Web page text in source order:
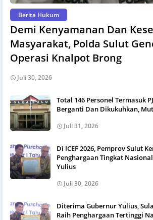
Berita Hukum
Demi Kenyamanan Dan
Masyarakat, Polda Sulut
Operasi Knalpot Brong
Juli 30, 2026
Total 146 Personel Termasuk
Berganti Dan Dikukuhkan,
Juli 31, 2026
Di ICEF 2026, Pemprov Sulut
Penghargaan Tingkat
Yulius
Juli 30, 2026
Diterima Gubernur Yulius,
Raih Penghargaan Tertinggi